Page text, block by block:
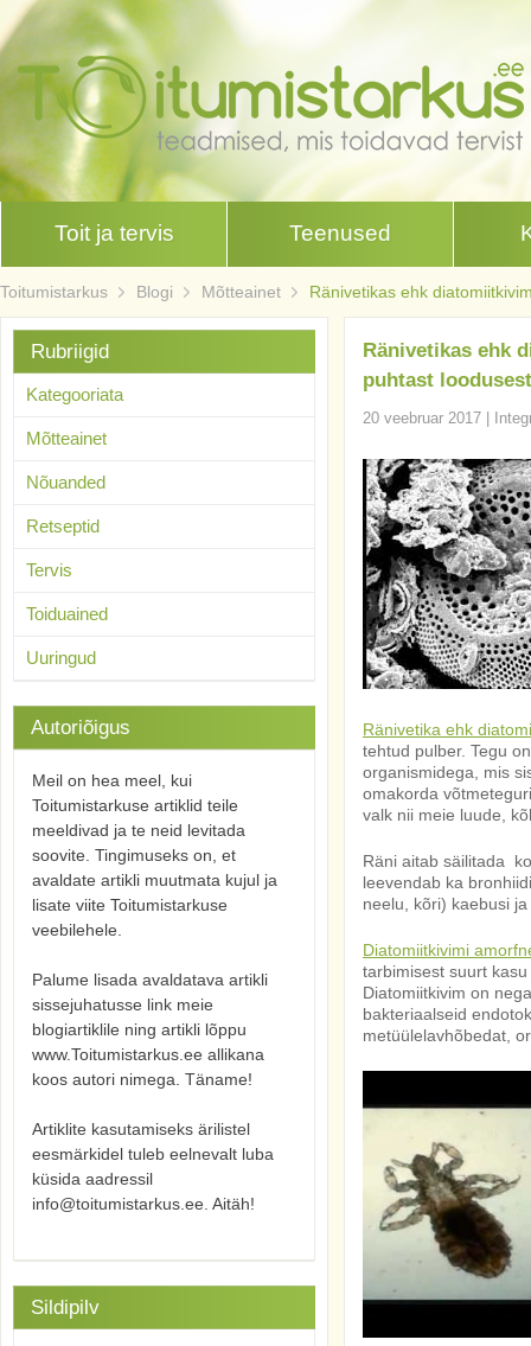
Toit ja tervis Teenused
Toitumistarkus Blogi Mõtteainet Ränivetikas ehk
Ränivetikas ehk
puhtast loodusest
20 veebruar 2017
Ränivetika ehk
tehtud pulber. Tegu
organismidega, mis
omakorda
valk nii meie luude,
Räni aitab säilitada
leevendab ka
neelu, kõri) kaebusi
Diatomiitkivimi
tarbimisest suurt
Diatomiitkivim on
bakteriaalseid
metüülelavhõbedat,
Rubriigid
Kategooriata
Mõtteainet
Nõuanded
Retseptid
Tervis
Toiduained
Uuringud
Autoriõigus
Meil on hea meel, kui
Toitumistarkuse artiklid teile
meeldivad ja te neid levitada
soovite. Tingimuseks on, et
avaldate artikli muutmata kujul ja
lisate viite Toitumistarkuse
veebilehele.
Palume lisada avaldatava artikli
sissejuhatusse link meie
blogiartiklile ning artikli lõppu
www.Toitumistarkus.ee allikana
koos autori nimega. Täname!
Artiklite kasutamiseks ärilistel
eesmärkidel tuleb eelnevalt luba
küsida aadressil
info@toitumistarkus.ee. Aitäh!
Sildipilv